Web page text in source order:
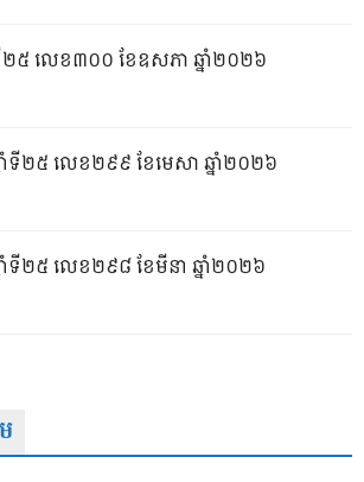
ទី២៥ លេខ៣០០ ខែឧសភា ឆ្នាំ២០២៦
ាំទី២៥ លេខ២៩៩ ខែមេសា ឆ្នាំ២០២៦
ាំទី២៥ លេខ២៩៨ ខែមីនា ឆ្នាំ២០២៦